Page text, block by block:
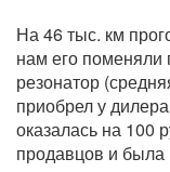
На 46 тыс. км
нам его поменяли
резонатор
приобрел у
оказалась на 100
продавцов и была